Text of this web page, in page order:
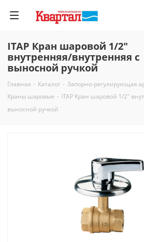
ITAP Кран шаровой 1/2"
внутренняя/внутренняя с
выносной ручкой
Главная - Каталог - Запорно-регулирующая
Краны шаровые - ITAP Кран шаровой 1/2"
выносной ручкой